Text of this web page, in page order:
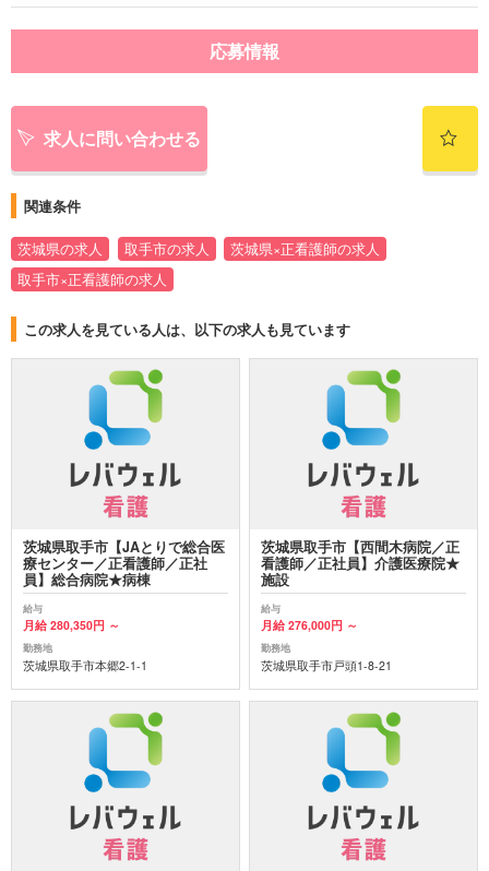
応募情報
求人に問い合わせる
関連条件
茨城県の求人 取手市の求人
茨城県×正看護師の求人
取手市×正看護師の求人
この求人を見ている人は、以下の求人も見ています
茨城県取手市【JAとりで総合医
療センター／正看護師／正社
員】総合病院★病棟
給与
月給 280,350円 ～
勤務地
茨城県取手市本郷2-1-1
茨城県取手市【西間木病院／正
看護師／正社員】介護医療院★
施設
給与
月給 276,000円 ～
勤務地
茨城県取手市戸頭1-8-21